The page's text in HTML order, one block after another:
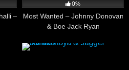
–
0%
Most Wanted – Johnny Donovan
& Boe Jack Ryan